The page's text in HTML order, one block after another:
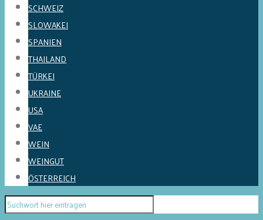
SCHWEIZ
SLOWAKEI
SPANIEN
THAILAND
TÜRKEI
UKRAINE
USA
VAE
WEIN
WEINGUT
ÖSTERREICH